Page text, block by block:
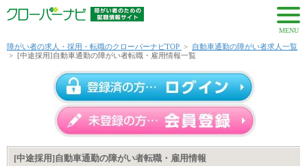
MENU
障がい者の求人・採用・転職のクローバーナビTOP > 自動車通勤の障がい者求人一覧
> [中途採用]自動車通勤の障がい者転職・雇用情報一覧
[中途採用]自動車通勤の障がい者転職・雇用情報